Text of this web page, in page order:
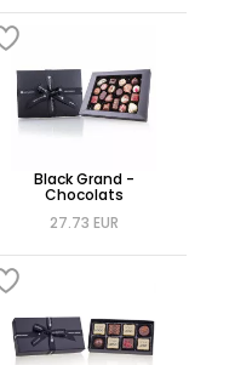
Black Grand -
Chocolats
27.73 EUR